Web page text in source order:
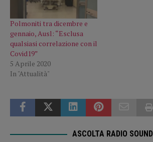
Polmoniti tra dicembre e
gennaio, Ausl: “Esclusa
qualsiasi correlazione con il
Covid19”
5 Aprile 2020
In "Attualità"
ASCOLTA RADIO SOUND